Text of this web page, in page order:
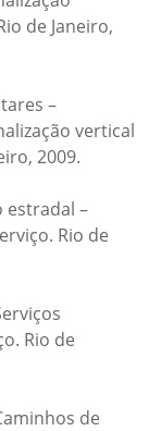
de Janeiro,
–
vertical
2009.
estradal –
Rio de
Rio de
de